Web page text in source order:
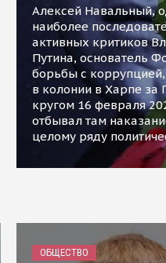
Алексей Навальный,
наиболее
активных критиков
Путина, основатель
борьбы с коррупцией,
в колонии в Харпе за
кругом 16 февраля
отбывал там
целому ряду
ОБЩЕСТВО